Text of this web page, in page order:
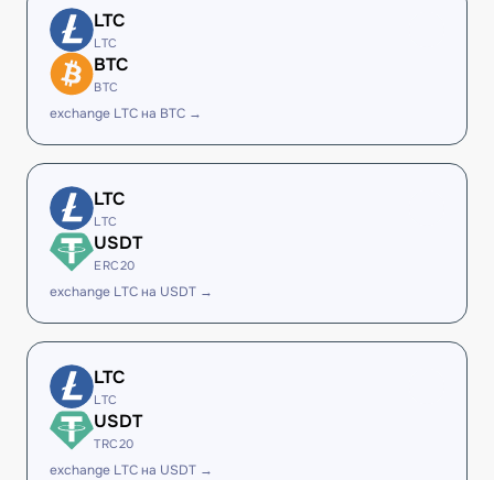
LTC
LTC
BTC
BTC
exchange LTC на BTC →
LTC
LTC
USDT
ERC20
exchange LTC на USDT →
LTC
LTC
USDT
TRC20
exchange LTC на USDT →